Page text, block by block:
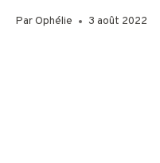
Par Ophélie 3 août 2022